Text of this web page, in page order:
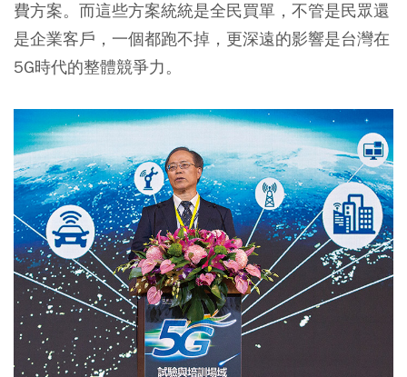
費方案。而這些方案統統是全民買單，不管是民眾還
是企業客戶，一個都跑不掉，更深遠的影響是台灣在
5G時代的整體競爭力。